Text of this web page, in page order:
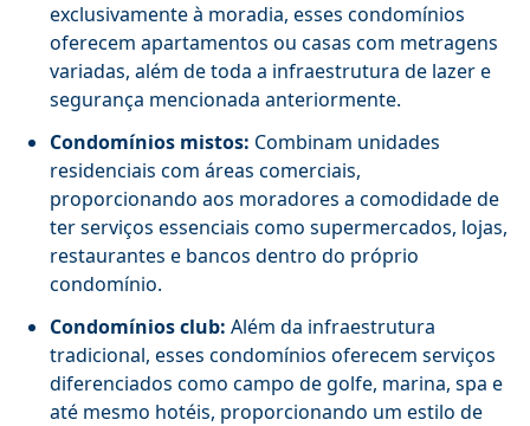
exclusivamente à moradia, esses condomínios
oferecem apartamentos ou casas com metragens
variadas, além de toda a infraestrutura de lazer e
segurança mencionada anteriormente.
Condomínios mistos: Combinam unidades
residenciais com áreas comerciais,
proporcionando aos moradores a comodidade de
ter serviços essenciais como supermercados, lojas,
restaurantes e bancos dentro do próprio
condomínio.
Condomínios club: Além da infraestrutura
tradicional, esses condomínios oferecem serviços
diferenciados como campo de golfe, marina, spa e
até mesmo hotéis, proporcionando um estilo de